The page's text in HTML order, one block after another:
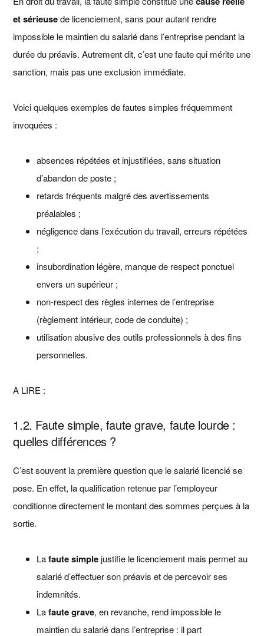
et sérieusede licenciement, sans pour autant rendre
impossible le maintien du salarié dans l’entreprise pendant la
durée du préavis. Autrement dit, c’est une faute qui mérite une
sanction, mais pas une exclusion immédiate.
Voici quelques exemples de fautes simples fréquemment
invoquées :
absences répétées et injustifiées, sans situation
d’abandon de poste ;
retards fréquents malgré des avertissements
préalables ;
négligence dans l’exécution du travail, erreurs répétées
;
insubordination légère, manque de respect ponctuel
envers un supérieur ;
non-respect des règles internes de l’entreprise
(règlement intérieur, code de conduite) ;
utilisation abusive des outils professionnels à des fins
personnelles.
A LIRE :
1.2. Faute simple, faute grave, faute lourde :
quelles différences ?
C’est souvent la première question que le salarié licencié se
pose. En effet, la qualification retenue par l’employeur
conditionne directement le montant des sommes perçues à la
sortie.
Lafaute simplejustifie le licenciement mais permet au
salarié d’effectuer son préavis et de percevoir ses
indemnités.
Lafaute grave, en revanche, rend impossible le
maintien du salarié dans l’entreprise : il part